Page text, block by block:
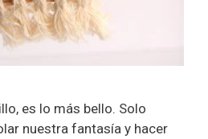
es lo más bello. Solo
nuestra fantasía y hacer